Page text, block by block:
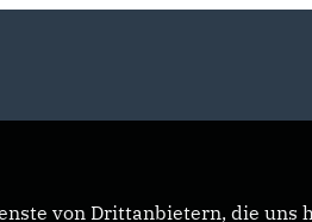
von Drittanbietern, die uns